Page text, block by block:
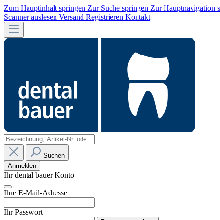
Zum Hauptinhalt springen Zur Suche springen Zur Hauptnavigation
Scanner auslesen Versand Registrieren Kontakt
Suchen
Anmelden
Ihr dental bauer Konto
Ihre E-Mail-Adresse
Ihr Passwort